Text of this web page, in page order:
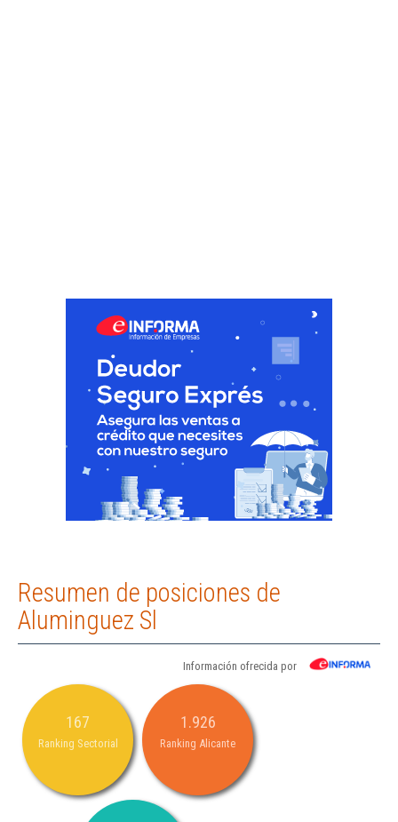
Resumen de posiciones de
Aluminguez Sl
Información ofrecida por
167
Ranking Sectorial
1.926
Ranking Alicante